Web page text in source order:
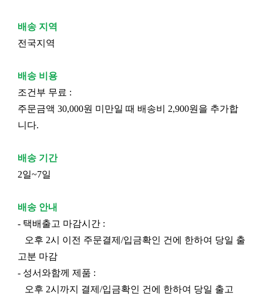
배송 지역
전국지역
배송 비용
조건부 무료 :
주문금액 30,000원 미만일 때 배송비 2,900원을 추가합
니다.
배송 기간
2일~7일
배송 안내
- 택배출고 마감시간 :
오후 2시 이전 주문결제/입금확인 건에 한하여 당일 출
고분 마감
- 성서와함께 제품 :
오후 2시까지 결제/입금확인 건에 한하여 당일 출고